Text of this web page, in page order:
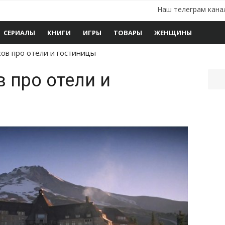
Наш телеграм
СЕРИАЛЫ КНИГИ ИГРЫ ТОВАРЫ ЖЕНЩИНЫ
про отели и гостиницы
отели и